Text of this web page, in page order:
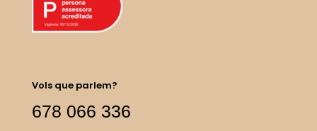
Vols que parlem?
678 066 336